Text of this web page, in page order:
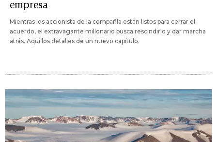
empresa
Mientras los accionista de la compañía están listos para cerrar el
acuerdo, el extravagante millonario busca rescindirlo y dar marcha
atrás. Aquí los detalles de un nuevo capítulo.